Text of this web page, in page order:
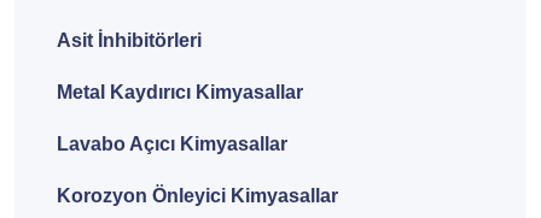
Asit İnhibitörleri
Metal Kaydırıcı Kimyasallar
Lavabo Açıcı Kimyasallar
Korozyon Önleyici Kimyasallar